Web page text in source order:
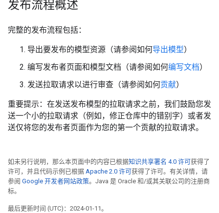
发布流程概述
完整的发布流程包括：
导出要发布的模型资源（请参阅如何导出模型）
编写发布者页面和模型文档（请参阅如何编写文档）
发送拉取请求以进行审查（请参阅如何贡献）
重要提示：在发送发布模型的拉取请求之前，我们鼓励您发
送一个小的拉取请求（例如，修正仓库中的错别字）或者发
送仅将您的发布者页面作为您的第一个贡献的拉取请求。
如未另行说明，那么本页面中的内容已根据知识共享署名 4.0 许可获得了
许可，并且代码示例已根据 Apache 2.0 许可获得了许可。有关详情，请
参阅 Google 开发者网站政策。Java 是 Oracle 和/或其关联公司的注册商
标。
最后更新时间 (UTC)：2024-01-11。